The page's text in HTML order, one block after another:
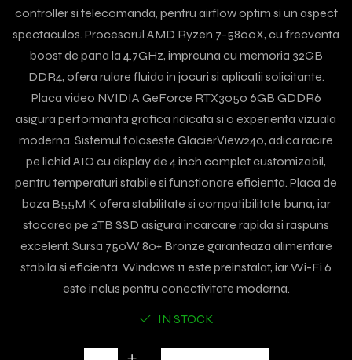
controller si telecomanda, pentru airflow optim si un aspect
spectaculos. Procesorul AMD Ryzen 7-5800X, cu frecventa
boost de pana la 4.7GHz, impreuna cu memoria 32GB
DDR4, ofera rulare fluida in jocuri si aplicatii solicitante.
Placa video NVIDIA GeForce RTX3050 6GB GDDR6
asigura performanta grafica ridicata si o experienta vizuala
moderna. Sistemul foloseste GlacierView240, adica racire
pe lichid AIO cu display de 4 inch complet customizabil,
pentru temperaturi stabile si functionare eficienta. Placa de
baza B55M K ofera stabilitate si compatibilitate buna, iar
stocarea pe 2TB SSD asigura incarcare rapida si raspuns
excelent. Sursa 750W 80+ Bronze garanteaza alimentare
stabila si eficienta. Windows 11 este preinstalat, iar Wi-Fi 6
este inclus pentru conectivitate moderna.
IN STOCK